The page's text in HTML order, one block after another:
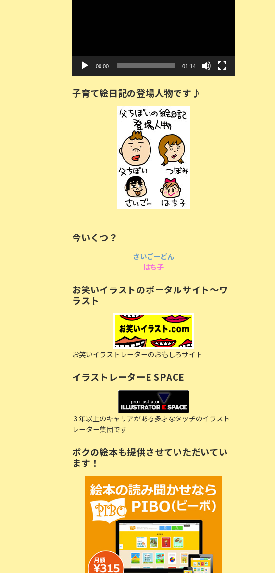
ー
00:00 01:14
子育て絵日記の登場人物です♪
今いくつ？
さいごーどん
はち子
お笑いイラストのポータルサイト〜ワ
ラスト
お笑いイラストレーターのおもしろサイト
イラストレーターE SPACE
３年以上のキャリアがある多才なタッチのイラスト
レーター集団です
ボクの絵本も提供させていただいてい
ます！